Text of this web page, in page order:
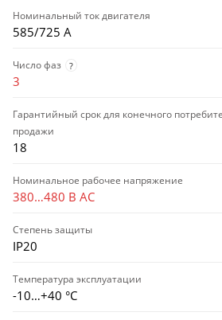
Номинальный ток двигателя
585/725 А
Число фаз ?
3
Гарантийный срок для конечного
продажи
18
Номинальное рабочее напряжение
380…480 В AC
Степень защиты
IP20
Температура эксплуатации
-10…+40 °С